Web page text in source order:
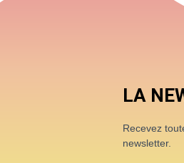
LA
Recevez
newsletter.